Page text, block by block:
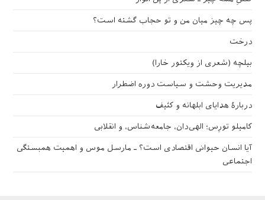
پس چه چیز میان من و تو حجاب گشته است؟
درخت
بیلچه (شعری از ویکتور خارا)
مدیریت وحشت و سیاست دوره اضطرار
دربارهٔ هدایای ابلهانه و کثیف
کامیلو تورِس؛ الهی‌دان، جامعه‌شناس، و انقلابی
آیا انسان حیوانی اقتصادی است؟ ـ مارسل موس و اهمیت همبستگی
اجتماعی